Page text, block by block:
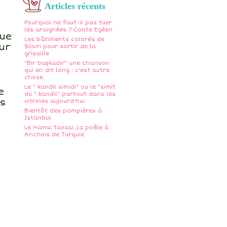
Articles récents
Pourquoi ne faut-il pas tuer
les araignées ? Conte Egéen
Les bâtiments colorés de
Silivri pour sortir de la
grisaille
"Bir başkadır" une chanson
qui en dit long : c'est autre
chose.
Le " kandil simidi" ou le "simit
du " kandil" partout dans les
vitrines aujourd'hui.
Bientôt des pompières à
Istanbul
Le Hamsi tavasi ,la poêle à
Anchois de Turquie